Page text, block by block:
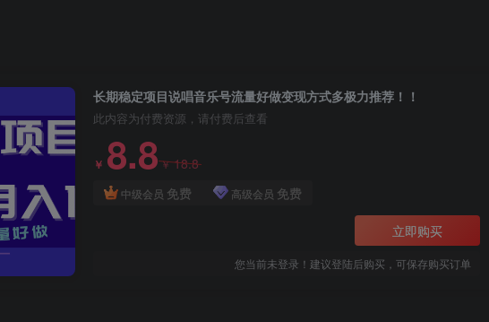
长期稳定项目说唱音乐号流量好做变现方式多极力推荐！！
此内容为付费资源，请付费后查看
￥ 8.8￥18.8
中级会员 免费 高级会员 免费
立即购买
您当前未登录！建议登陆后购买，可保存购买订单